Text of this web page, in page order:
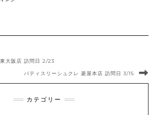
大阪店 訪問日 2/23
パティスリーシュクレ 菱屋本店 訪問日 3/15
カテゴリー